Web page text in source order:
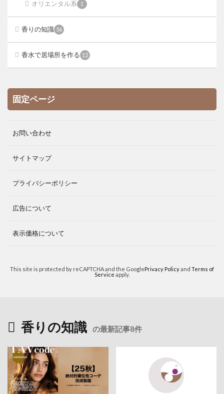
オリエンタル系 1
香りの知識 56
香水で居場所を作る 12
固定ページ
お問い合わせ
サイトマップ
プライバシーポリシー
広告について
表示価格について
This site is protected by reCAPTCHA and the GooglePrivacy Policyand Terms of
Service apply.
香りの知識 の最新記事8件